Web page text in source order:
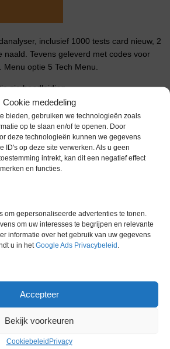
Cookie mededeling
bieden, gebruiken we technologieën zoals
op te slaan en/of te openen. Door
deze technologieën kunnen we gegevens
ID's op deze site verwerken. Als u geen
intrekt, kan dit een negatief effect
en functies.
om gepersonaliseerde advertenties te tonen.
om uw interesses te begrijpen en relevante
informatie over het gebruik van uw gegevens
u in hetGoogle Ads Privacybeleid .
Accepteer
Bekijk voorkeuren
Cookiebeleid Privacy
inclusief 1000 tests card nieuw, 2
naald. Tevens geleverd met codes voor
optie 5 Tech Menu.
zie handleiding.
0,0 kg